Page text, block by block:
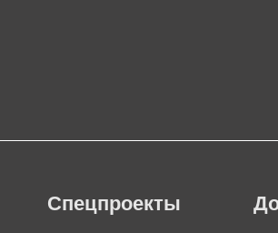
Спецпроекты